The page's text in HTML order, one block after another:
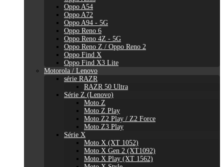
Oppo A54
Oppo A72
Oppo A94 - 5G
Oppo Reno 6
Oppo Reno 4Z - 5G
Oppo Reno Z / Oppo Reno 2
Oppo Find X
Oppo Find X3 Lite
Motorola / Lenovo
série RAZR
RAZR 50 Ultra
Série Z (Lenovo)
Moto Z
Moto Z Play
Moto Z2 Play / Z2 Force
Moto Z3 Play
Série X
Moto X (XT 1052)
Moto X Gen 2 (XT1092)
Moto X Play (XT 1562)